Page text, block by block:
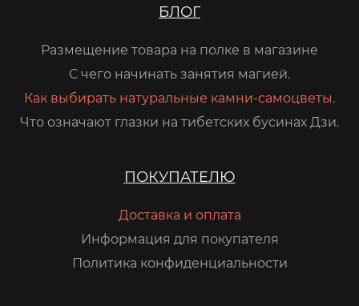
БЛОГ
Размещение товара на полке в магазине
С чего начинать занятия магией.
Как выбирать натуральные камни-самоцветы.
Что означают глазки на тибетских бусинах Дзи.
ПОКУПАТЕЛЮ
Доставка и оплата
Информация для покупателя
Политика конфиденциальности